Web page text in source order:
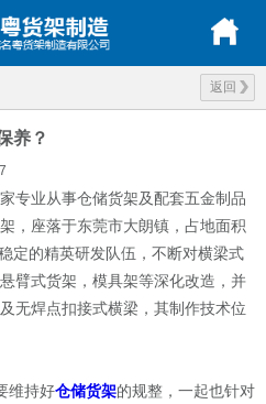
返回
养？
专业从事仓储货架及配套五金制品
，座落于东莞市大朗镇，占地面积
定的精英研发队伍，不断对横梁式
臂式货架，模具架等深化改造，并
无焊点扣接式横梁，其制作技术位
维持好仓储货架的规整，一起也针对